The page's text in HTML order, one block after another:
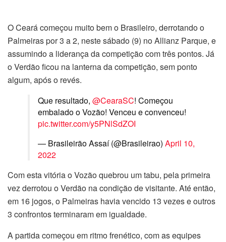
O Ceará começou muito bem o Brasileiro, derrotando o
Palmeiras por 3 a 2, neste sábado (9) no Allianz Parque, e
assumindo a liderança da competição com três pontos. Já
o Verdão ficou na lanterna da competição, sem ponto
algum, após o revés.
Que resultado, @CearaSC! Começou
embalado o Vozão! Venceu e convenceu!
pic.twitter.com/y5PNlSdZOI
— Brasileirão Assaí (@Brasileirao) April 10,
2022
Com esta vitória o Vozão quebrou um tabu, pela primeira
vez derrotou o Verdão na condição de visitante. Até então,
em 16 jogos, o Palmeiras havia vencido 13 vezes e outros
3 confrontos terminaram em igualdade.
A partida começou em ritmo frenético, com as equipes